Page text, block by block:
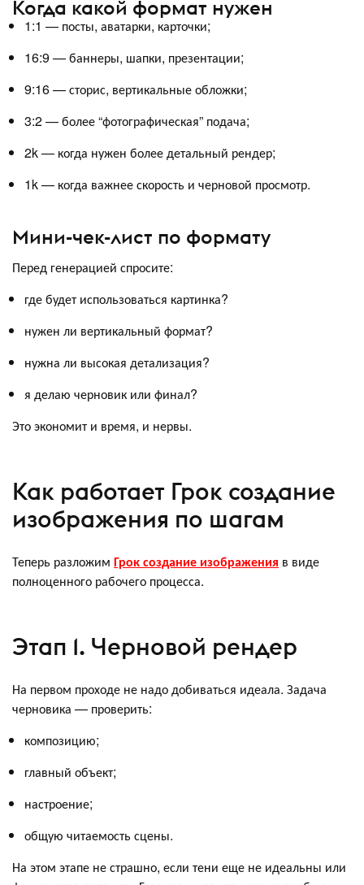
Когда какой формат нужен
1:1 — посты, аватарки, карточки;
16:9 — баннеры, шапки, презентации;
9:16 — сторис, вертикальные обложки;
3:2 — более “фотографическая” подача;
2k — когда нужен более детальный рендер;
1k — когда важнее скорость и черновой просмотр.
Мини-чек-лист по формату
Перед генерацией спросите:
где будет использоваться картинка?
нужен ли вертикальный формат?
нужна ли высокая детализация?
я делаю черновик или финал?
Это экономит и время, и нервы.
Как работает Грок создание
изображения по шагам
Теперь разложим Грок создание изображения в виде
полноценного рабочего процесса.
Этап 1. Черновой рендер
На первом проходе не надо добиваться идеала. Задача
черновика — проверить:
композицию;
главный объект;
настроение;
общую читаемость сцены.
На этом этапе не страшно, если тени еще не идеальны или